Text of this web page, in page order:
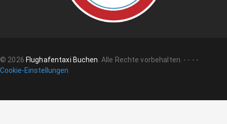
© 2026 Flughafentaxi Buchen. Alle Rechte vorbehalten. - - - -
Cookie-Einstellungen